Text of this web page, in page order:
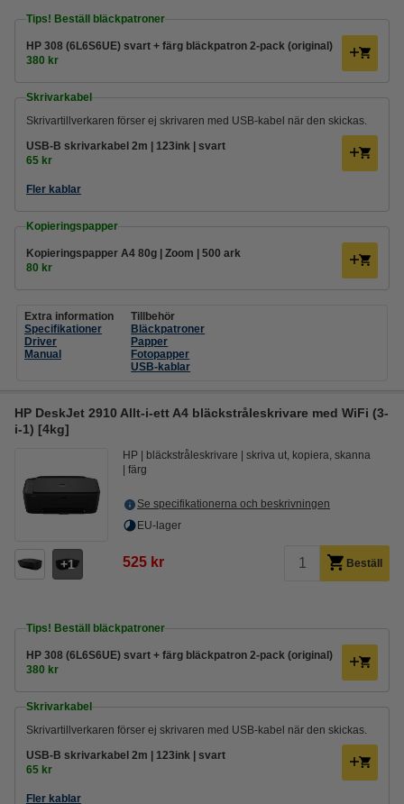
Tips! Beställ bläckpatroner
HP 308 (6L6S6UE) svart + färg bläckpatron 2-pack (original)
380 kr
Skrivarkabel
Skrivartillverkaren förser ej skrivaren med USB-kabel när den skickas.
USB-B skrivarkabel 2m | 123ink | svart
65 kr
Fler kablar
Kopieringspapper
Kopieringspapper A4 80g | Zoom | 500 ark
80 kr
Extra information
Specifikationer
Driver
Manual
Tillbehör
Bläckpatroner
Papper
Fotopapper
USB-kablar
HP DeskJet 2910 Allt-i-ett A4 bläckstråleskrivare med WiFi (3-
i-1) [4kg]
1
HP bläckstråleskrivare
skriva ut, kopiera, skanna
färg
Se specifikationerna och beskrivningen
EU-lager
525 kr Beställ
Tips! Beställ bläckpatroner
HP 308 (6L6S6UE) svart + färg bläckpatron 2-pack (original)
380 kr
Skrivarkabel
Skrivartillverkaren förser ej skrivaren med USB-kabel när den skickas.
USB-B skrivarkabel 2m | 123ink | svart
65 kr
Fler kablar